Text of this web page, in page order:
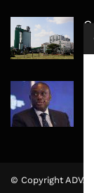
© Copyright